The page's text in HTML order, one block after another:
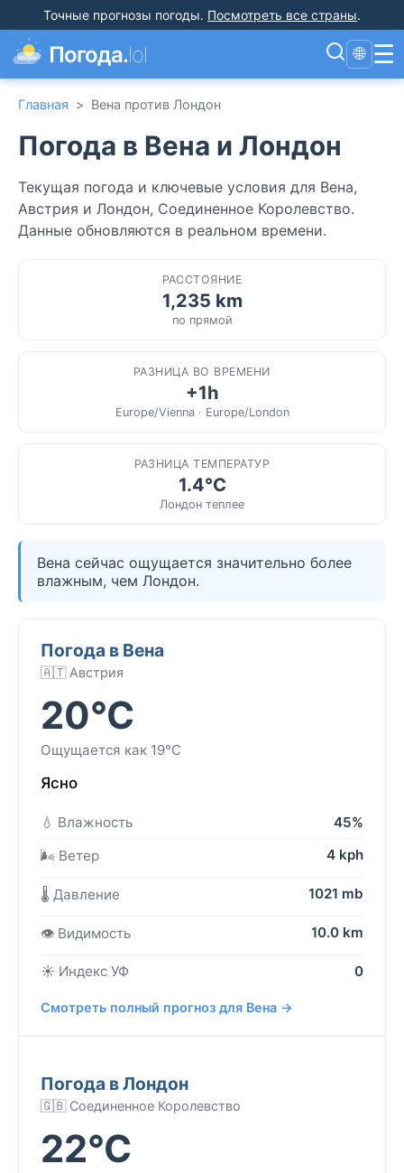
Точные прогнозы погоды. Посмотреть все страны.
Погода.lol 🌐 ☰
Главная > Вена против Лондон
Погода в Вена и Лондон
Текущая погода и ключевые условия для Вена,
Австрия и Лондон, Соединенное Королевство.
Данные обновляются в реальном времени.
РАССТОЯНИЕ
1,235 km
по прямой
РАЗНИЦА ВО ВРЕМЕНИ
+1h
Europe/Vienna · Europe/London
РАЗНИЦА ТЕМПЕРАТУР
1.4°C
Лондон теплее
Вена сейчас ощущается значительно более
влажным, чем Лондон.
Погода в Вена
🇦🇹 Австрия
20°C
Ощущается как 19°C
Ясно
💧 Влажность
45%
🌬️ Ветер
4 kph
🌡️ Давление 1021 mb
👁️ Видимость 10.0 km
☀️ Индекс УФ 0
Смотреть полный прогноз для Вена →
Погода в Лондон
🇬🇧 Соединенное Королевство
22°C